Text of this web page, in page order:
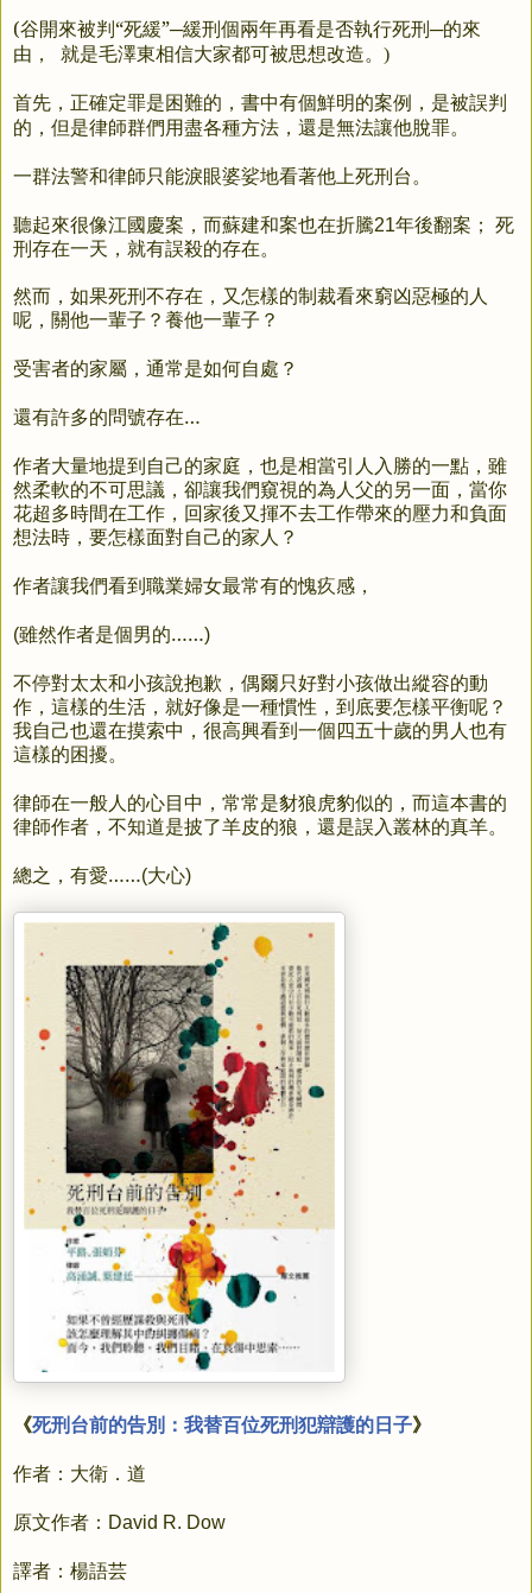
(谷開來被判“死緩”─緩刑個兩年再看是否執行死刑─的來
由，
就是毛澤東相信大家都可被思想改造。)
首先，正確定罪是困難的， 書中有個鮮明的案例，是被誤判
的， 但是律師群們用盡各種方法， 還是無法讓他脫罪。
一群法警和律師只能淚眼婆娑地看著他上死刑台。
聽起來很像江國慶案， 而蘇建和案也在折騰21年後翻案； 死
刑存在一天，就有誤殺的存在。
然而，如果死刑不存在， 又怎樣的制裁看來窮凶惡極的人
呢， 關他一輩子？養他一輩子？
受害者的家屬，通常是如何自處？
還有許多的問號存在…
作者大量地提到自己的家庭，也是相當引人入勝的一點， 雖
然柔軟的不可思議，卻讓我們窺視的為人父的另一面， 當你
花超多時間在工作， 回家後又揮不去工作帶來的壓力和負面
想法時， 要怎樣面對自己的家人？
作者讓我們看到職業婦女最常有的愧疚感，
(雖然作者是個男的……)
不停對太太和小孩說抱歉， 偶爾只好對小孩做出縱容的動
作， 這樣的生活，就好像是一種慣性， 到底要怎樣平衡呢？
我自己也還在摸索中， 很高興看到一個四五十歲的男人也有
這樣的困擾。
律師在一般人的心目中， 常常是豺狼虎豹似的， 而這本書的
律師作者， 不知道是披了羊皮的狼， 還是誤入叢林的真羊。
總之，有愛……(大心)
《死刑台前的告別：我替百位死刑犯辯護的日子》
作者：大衛．道
原文作者： David R. Dow
譯者：楊語芸